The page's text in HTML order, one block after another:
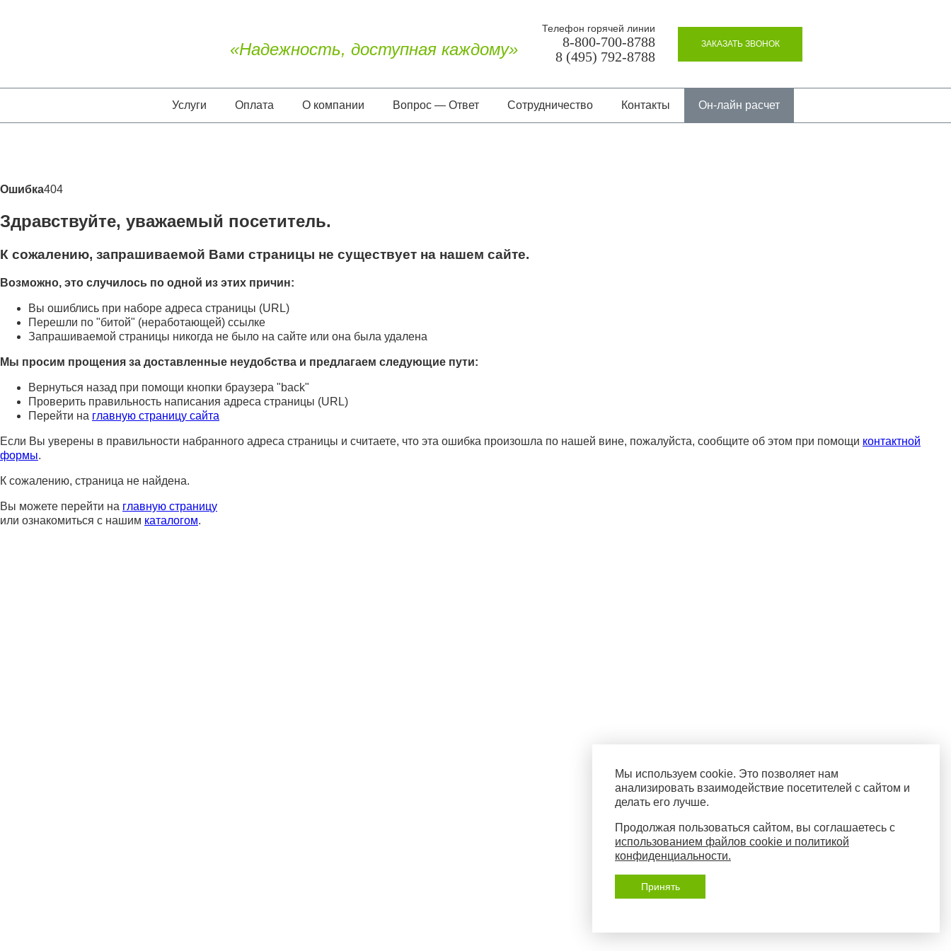
«Надежность, доступная каждому»
Телефон горячей линии
8-800-700-8788
8 (495) 792-8788
ЗАКАЗАТЬ ЗВОНОК
Услуги Оплата О компании Вопрос — Ответ Сотрудничество Контакты Он-лайн расчет
Ошибка404
Здравствуйте, уважаемый посетитель.
К сожалению, запрашиваемой Вами страницы не существует на нашем сайте.
Возможно, это случилось по одной из этих причин:
Вы ошиблись при наборе адреса страницы (URL)
Перешли по "битой" (неработающей) ссылке
Запрашиваемой страницы никогда не было на сайте или она была удалена
Мы просим прощения за доставленные неудобства и предлагаем следующие пути:
Вернуться назад при помощи кнопки браузера "back"
Проверить правильность написания адреса страницы (URL)
Перейти на главную страницу сайта
Если Вы уверены в правильности набранного адреса страницы и считаете, что эта ошибка произошла по нашей вине, пожалуйста, сообщите об этом при помощи контактной
формы.
К сожалению, страница не найдена.
Вы можете перейти на главную страницу
или ознакомиться с нашим каталогом.
Мы используем cookie. Это позволяет нам
анализировать взаимодействие посетителей с сайтом и
делать его лучше.
Продолжая пользоваться сайтом, вы соглашаетесь с
использованием файлов cookie и политикой
конфиденциальности.
Принять